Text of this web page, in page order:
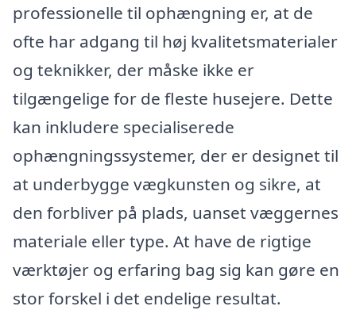
professionelle til ophængning er, at de
ofte har adgang til høj kvalitetsmaterialer
og teknikker, der måske ikke er
tilgængelige for de fleste husejere. Dette
kan inkludere specialiserede
ophængningssystemer, der er designet til
at underbygge vægkunsten og sikre, at
den forbliver på plads, uanset væggernes
materiale eller type. At have de rigtige
værktøjer og erfaring bag sig kan gøre en
stor forskel i det endelige resultat.